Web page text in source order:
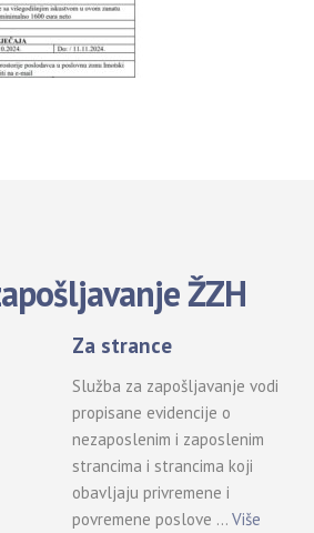
ŽZH
Za strance
Služba za zapošljavanje vodi
propisane evidencije o
nezaposlenim i zaposlenim
strancima i strancima koji
obavljaju privremene i
povremene poslove …Više